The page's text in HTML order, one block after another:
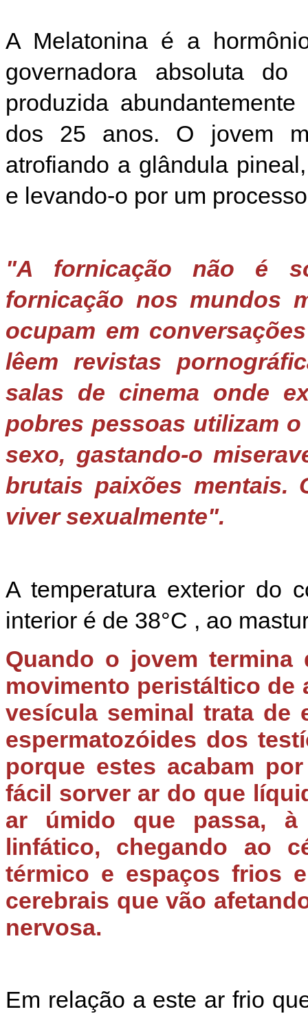
A Melatonina é a
governadora absoluta do
produzida
dos 25 anos. O jovem
atrofiando a glândula
e levando-o por um
"A fornicação não é
fornicação nos mundos
ocupam em
lêem revistas
salas de cinema onde
pobres pessoas utilizam
sexo, gastando-o
brutais paixões mentais.
viver sexualmente".
A temperatura exterior do
interior é de 38°C , ao
Quando o jovem termina
movimento peristáltico de
vesícula seminal trata de
espermatozóides dos
porque estes acabam
fácil sorver ar do que
ar úmido que passa, à
linfático, chegando ao
térmico e espaços frios
cerebrais que vão
nervosa.
Em relação a este ar frio